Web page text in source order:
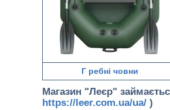
Г ребні човни
Магазин "Леєр"
https://leer.com.ua/ua/ )